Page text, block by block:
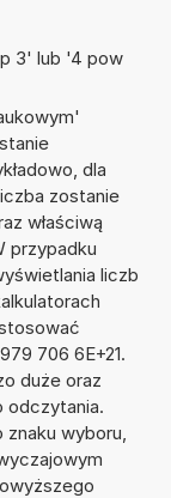
3' lub '4 pow
dla
zostanie
właściwą
przypadku
liczb
706 6E+21.
duże oraz
odczytania.
wyboru,